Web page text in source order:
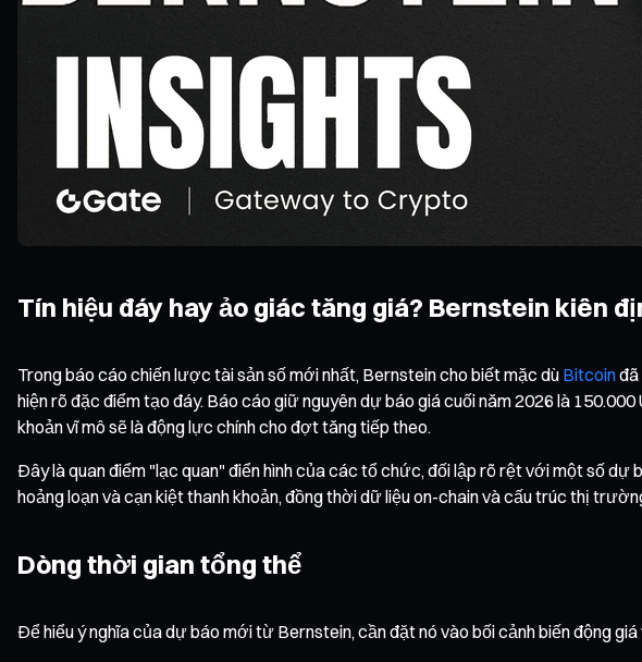
Tín hiệu đáy hay ảo giác tăng giá? Bernstein kiên
Trong báo cáo chiến lược tài sản số mới nhất, Bernstein cho biết mặc dù Bitcoinđã
hiện rõ đặc điểm tạo đáy. Báo cáo giữ nguyên dự báo giá cuối năm 2026 là 150.000
khoản vĩ mô sẽ là động lực chính cho đợt tăng tiếp theo.
Đây là quan điểm "lạc quan" điển hình của các tổ chức, đối lập rõ rệt với một số
hoảng loạn và cạn kiệt thanh khoản, đồng thời dữ liệu on-chain và cấu trúc thị
Dòng thời gian tổng thể
Để hiểu ý nghĩa của dự báo mới từ Bernstein, cần đặt nó vào bối cảnh biến động